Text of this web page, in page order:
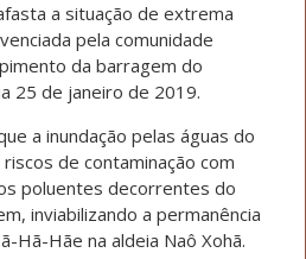
a situação de extrema
pela comunidade
da barragem do
25 de janeiro de 2019.
a inundação pelas águas do
de contaminação com
poluentes decorrentes do
inviabilizando a permanência
Hã-Hãe na aldeia Naô Xohã.